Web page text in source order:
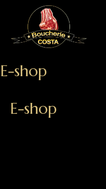
E-shop
E-shop